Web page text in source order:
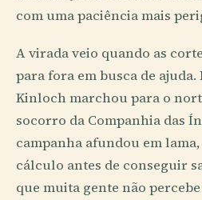
com uma paciência mais
A virada veio quando as
para fora em busca de ajuda.
Kinloch marchou para o
socorro da Companhia das
campanha afundou em
cálculo antes de conseguir
que muita gente não